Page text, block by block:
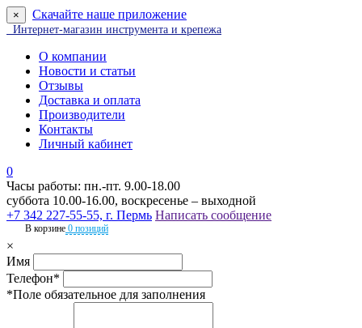
× Скачайте наше приложение
Интернет-магазин инструмента и крепежа
О компании
Новости и статьи
Отзывы
Доставка и оплата
Производители
Контакты
Личный кабинет
0
Часы работы: пн.-пт. 9.00-18.00
суббота 10.00-16.00, воскресенье – выходной
+7 342 227-55-55, г. Пермь Написать сообщение
В корзине 0 позиций
×
Имя
Телефон*
*Поле обязательное для заполнения